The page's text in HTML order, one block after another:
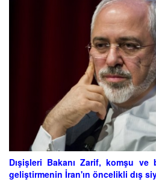
Dışişleri Bakanı Zarif, komşu
geliştirmenin İran'ın öncelikli dış